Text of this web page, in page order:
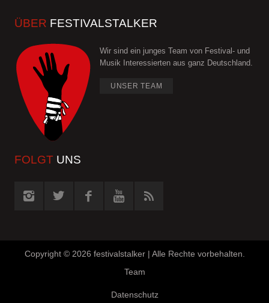
ÜBER FESTIVALSTALKER
Wir sind ein junges Team von Festival- und
Musik Interessierten aus ganz Deutschland.
UNSER TEAM
FOLGT UNS
Copyright © 2026 festivalstalker | Alle Rechte vorbehalten.
Team
Datenschutz